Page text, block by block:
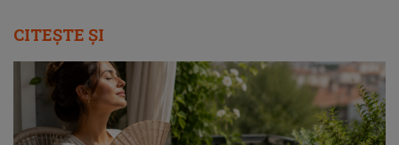
CITEȘTE ȘI